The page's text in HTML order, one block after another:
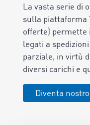
La vasta serie di
sulla piattaforma
offerte) permette
legati a
parziale, in virtù
diversi carichi e
Diventa